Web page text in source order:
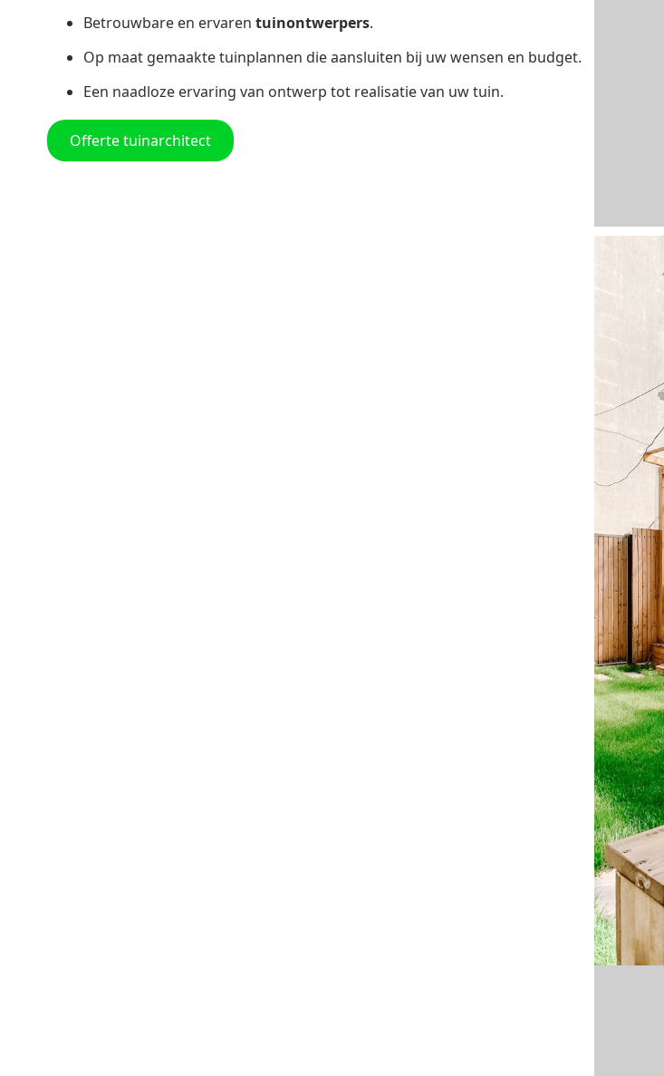
Betrouwbare en ervaren tuinontwerpers.
Op maat gemaakte tuinplannen die aansluiten bij uw wensen en budget.
Een naadloze ervaring van ontwerp tot realisatie van uw tuin.
Offerte tuinarchitect